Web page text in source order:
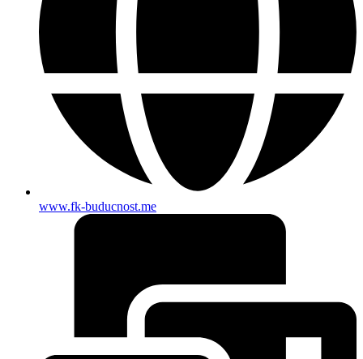
www.fk-buducnost.me